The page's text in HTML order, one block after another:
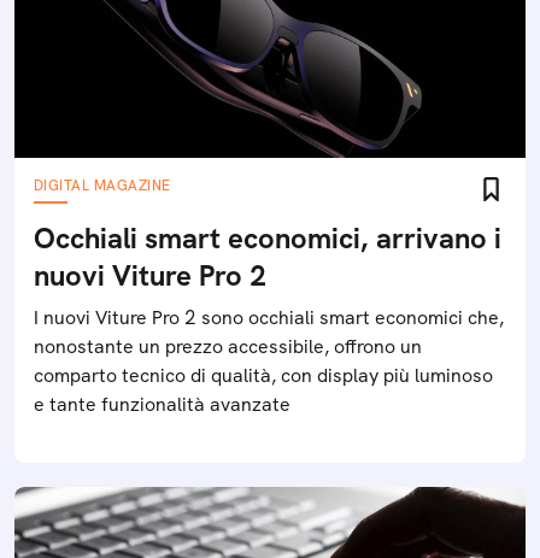
DIGITAL MAGAZINE
Occhiali smart economici, arrivano i
nuovi Viture Pro 2
I nuovi Viture Pro 2 sono occhiali smart economici che,
nonostante un prezzo accessibile, offrono un
comparto tecnico di qualità, con display più luminoso
e tante funzionalità avanzate